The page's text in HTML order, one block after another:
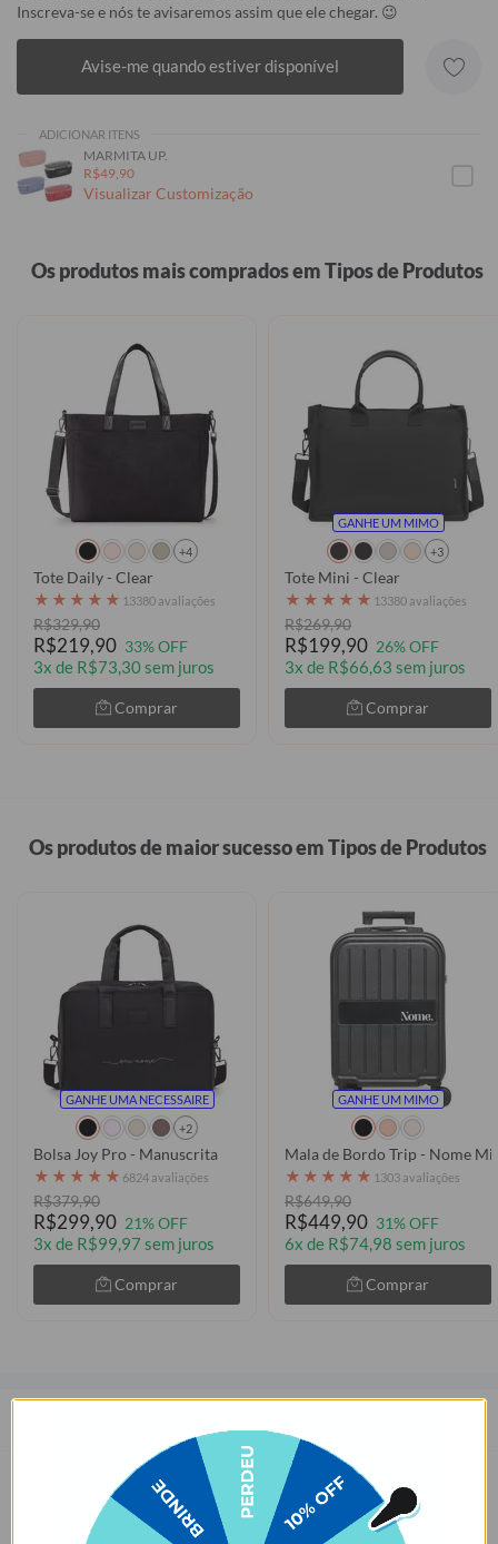
Inscreva-se e nós te avisaremos assim que ele chegar. 😉
Avise-me quando estiver disponível
ADICIONAR ITENS
MARMITA UP.
R$49,90
Visualizar Customização
Os produtos mais comprados em Tipos de Produtos
+4
Tote Daily - Clear
★ ★ ★ ★ ★ 13380 avaliações
R$329,90
R$219,90 33% OFF
3x de R$73,30 sem juros
Comprar
GANHE UM MIMO
+3
Tote Mini - Clear
★ ★ ★ ★ ★ 13380 avaliações
R$269,90
R$199,90 26% OFF
3x de R$66,63 sem juros
Comprar
Os produtos de maior sucesso em Tipos de Produtos
GANHE UMA NECESSAIRE
+2
Bolsa Joy Pro - Manuscrita
★ ★ ★ ★ ★ 6824 avaliações
R$379,90
R$299,90 21% OFF
3x de R$99,97 sem juros
Comprar
GANHE UM MIMO
Mala de Bordo Trip - Nome
★ ★ ★ ★ ★ 1303 avaliações
R$649,90
R$449,90 31% OFF
6x de R$74,98 sem juros
Comprar
Pequeno e bivolt, o Carregador de iPhone/Android de parede Turbo
Gocase é ideal para levar numa viagem, deixar no quarto ou no
escritório. Com carregamento Turbo, seu design conceito permite